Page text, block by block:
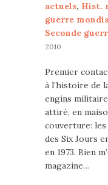
actuels, Hist.
guerre
Seconde
2010
Premier
à l’histoire de
engins
attiré, en
couverture: les
des Six Jours
en 1973. Bien
magazine…